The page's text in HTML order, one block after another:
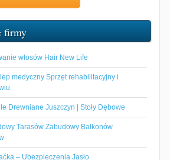
firmy
włosów Hair New Life
medyczny Sprzęt rehabilitacyjny i
Drewniane Juszczyn | Stoły Dębowe
Tarasów Zabudowy Balkonów
– Ubezpieczenia Jasło